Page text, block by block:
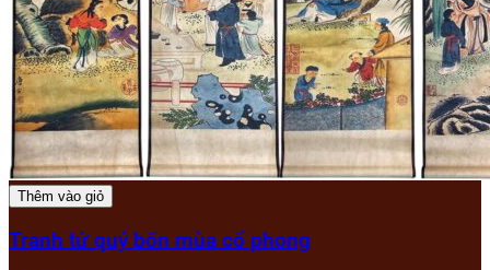
Thêm vào giỏ
Tranh tứ quý bốn mùa cổ phong